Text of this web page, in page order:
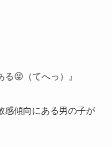
る😝（てへっ）』
感傾向にある男の子が